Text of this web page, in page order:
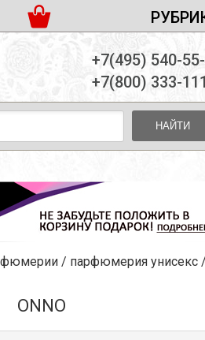
И ОПЛАТА
ПАРТНЕРСТВО
КОНТАКТЫ
ПАРФЮМЕРИЯ
ПАРФЮМЕРИЯ
ПАРФЮМЕРИЯ
НАБОРЫ
НАБОРЫ
НАБОРЫ
ЗА ЛИЦОМ
ЗА ТЕЛОМ
КОСМЕТИКА
+7(495) 540-
+7(800) 333-
НАЙТИ
/ парфюмерия унисекс
ONNO